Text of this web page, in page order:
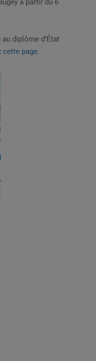
à partir du 6
diplôme d’État
cette page.